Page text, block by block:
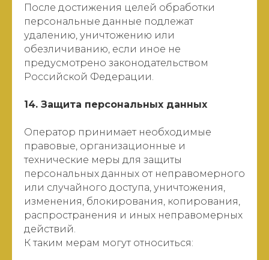
После достижения целей обработки
персональные данные подлежат
удалению, уничтожению или
обезличиванию, если иное не
предусмотрено законодательством
Российской Федерации.
14. Защита персональных данных
Оператор принимает необходимые
правовые, организационные и
технические меры для защиты
персональных данных от неправомерного
или случайного доступа, уничтожения,
изменения, блокирования, копирования,
распространения и иных неправомерных
действий.
К таким мерам могут относиться: